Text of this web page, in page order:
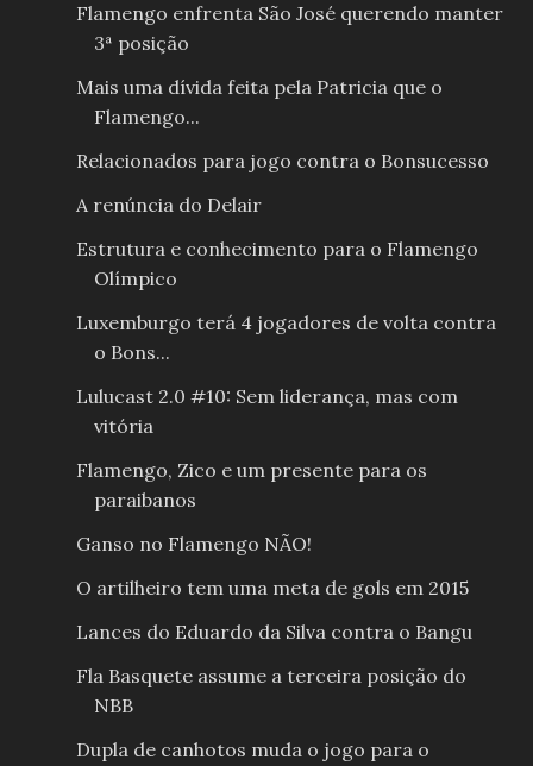
Flamengo enfrenta São José querendo manter
3ª posição
Mais uma dívida feita pela Patricia que o
Flamengo...
Relacionados para jogo contra o Bonsucesso
A renúncia do Delair
Estrutura e conhecimento para o Flamengo
Olímpico
Luxemburgo terá 4 jogadores de volta contra
o Bons...
Lulucast 2.0 #10: Sem liderança, mas com
vitória
Flamengo, Zico e um presente para os
paraibanos
Ganso no Flamengo NÃO!
O artilheiro tem uma meta de gols em 2015
Lances do Eduardo da Silva contra o Bangu
Fla Basquete assume a terceira posição do
NBB
Dupla de canhotos muda o jogo para o